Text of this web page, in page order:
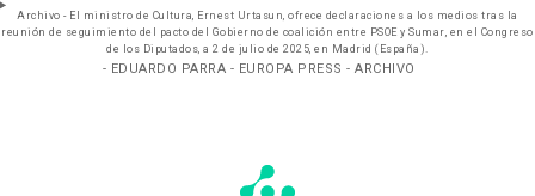
Archivo - El ministro de Cultura, Ernest Urtasun, ofrece declaraciones a los medios tras la
reunión de seguimiento del pacto del Gobierno de coalición entre PSOE y Sumar, en el Congreso
de los Diputados, a 2 de julio de 2025, en Madrid (España).
- EDUARDO PARRA - EUROPA PRESS - ARCHIVO